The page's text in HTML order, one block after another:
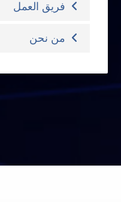
فريق العمل
من نحن